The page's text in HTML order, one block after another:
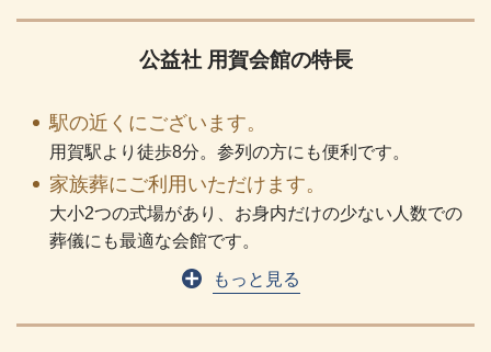
公益社 用賀会館の特長
駅の近くにございます。
用賀駅より徒歩8分。参列の方にも便利です。
家族葬にご利用いただけます。
大小2つの式場があり、お身内だけの少ない人数での
葬儀にも最適な会館です。
もっと見る